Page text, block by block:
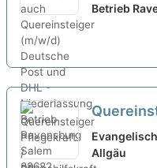
Betrieb
Allgäu